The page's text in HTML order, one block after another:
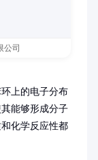
公司
上的电子分布
能够形成分子
化学反应性都